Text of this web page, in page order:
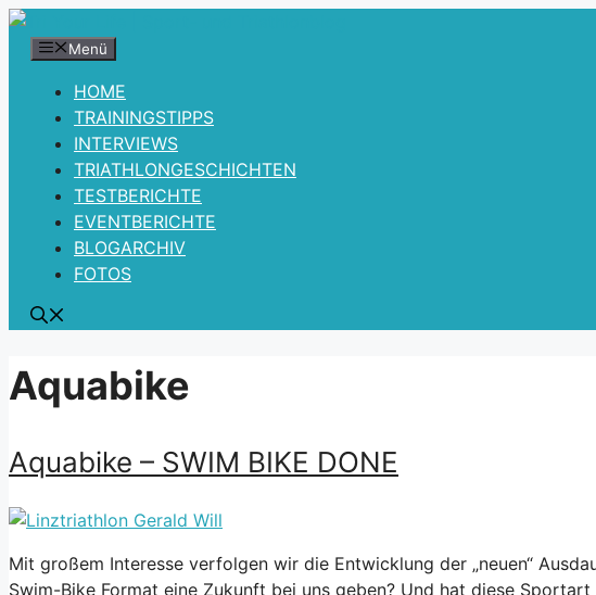
Zum
Inhalt
Menü
HOME
TRAININGSTIPPS
INTERVIEWS
TRIATHLONGESCHICHTEN
TESTBERICHTE
EVENTBERICHTE
BLOGARCHIV
FOTOS
Aquabike
Aquabike – SWIM BIKE DONE
Mit großem Interesse verfolgen wir die Entwicklung der „neuen“
Swim-Bike Format eine Zukunft bei uns geben? Und hat diese